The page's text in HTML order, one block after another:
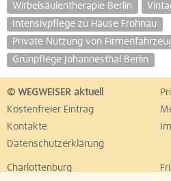
Wirbelsäulentherapie Berlin
Intensivpflege zu Hause Frohnau
Private Nutzung von
Grünpflege Johannesthal Berlin
© WEGWEISER aktuell
Kostenfreier Eintrag
Kontakte
Datenschutzerklärung
Charlottenburg